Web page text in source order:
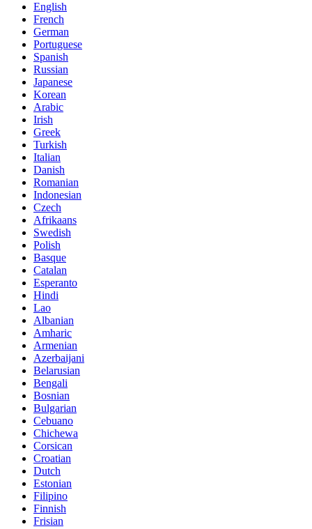
English
French
German
Portuguese
Spanish
Russian
Japanese
Korean
Arabic
Irish
Greek
Turkish
Italian
Danish
Romanian
Indonesian
Czech
Afrikaans
Swedish
Polish
Basque
Catalan
Esperanto
Hindi
Lao
Albanian
Amharic
Armenian
Azerbaijani
Belarusian
Bengali
Bosnian
Bulgarian
Cebuano
Chichewa
Corsican
Croatian
Dutch
Estonian
Filipino
Finnish
Frisian